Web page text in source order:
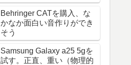
Behringer CATを購入、な
かなか面白い音作りができ
そう
Samsung Galaxy a25 5gを
試す。正直、重い（物理的